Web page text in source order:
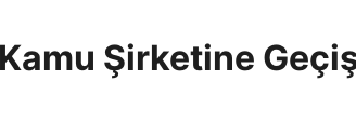
Şirketine